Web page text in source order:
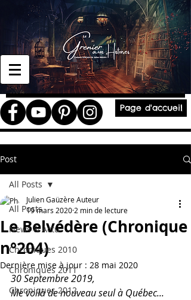
Page d'accueil
Post
All Posts
News & Actu
Chroniques 2010
Chroniques 2011
Chroniques 2012
All Posts
Le Belvédère (Chronique
n°204)
Julien Gaüzère Auteur
19 mars 2020 2 min de lecture
Dernière mise à jour : 28 mai 2020
30 Septembre 2019,
Me voilà de nouveau seul à Québec...